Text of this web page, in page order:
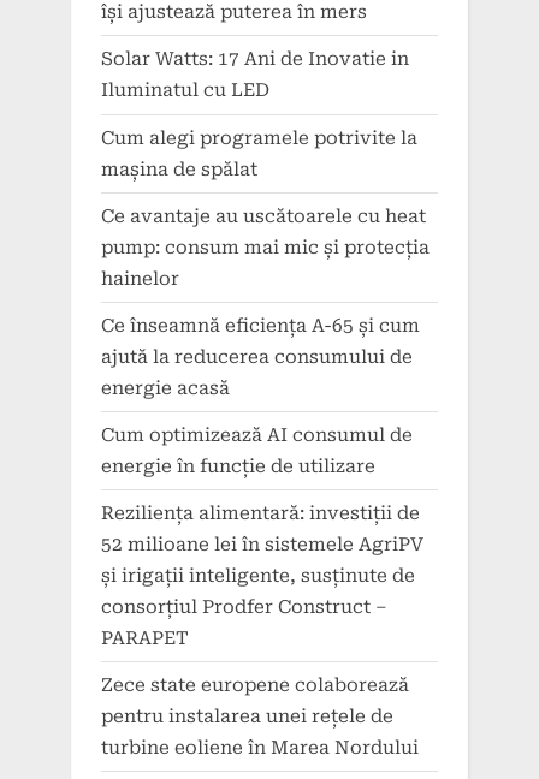
își ajustează puterea în mers
Solar Watts: 17 Ani de Inovatie in
Iluminatul cu LED
Cum alegi programele potrivite la
mașina de spălat
Ce avantaje au uscătoarele cu heat
pump: consum mai mic și protecția
hainelor
Ce înseamnă eficiența A-65 și cum
ajută la reducerea consumului de
energie acasă
Cum optimizează AI consumul de
energie în funcție de utilizare
Reziliența alimentară: investiții de
52 milioane lei în sistemele AgriPV
și irigații inteligente, susținute de
consorțiul Prodfer Construct –
PARAPET
Zece state europene colaborează
pentru instalarea unei rețele de
turbine eoliene în Marea Nordului